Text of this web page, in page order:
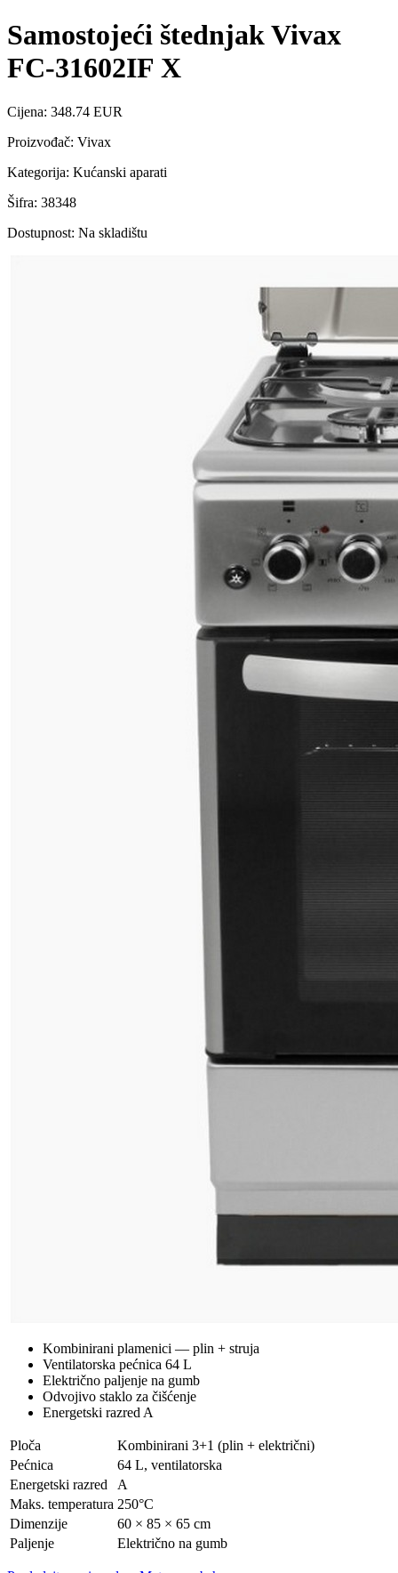
Samostojeći štednjak Vivax
FC-31602IF X
Cijena: 348.74 EUR
Proizvođač: Vivax
Kategorija: Kućanski aparati
Šifra: 38348
Dostupnost: Na skladištu
Kombinirani plamenici — plin + struja
Ventilatorska pećnica 64 L
Električno paljenje na gumb
Odvojivo staklo za čišćenje
Energetski razred A
Ploča
Kombinirani 3+1 (plin + električni)
Pećnica
64 L, ventilatorska
Energetski razred
A
Maks. temperatura 250°C
Dimenzije
60 × 85 × 65 cm
Paljenje
Električno na gumb